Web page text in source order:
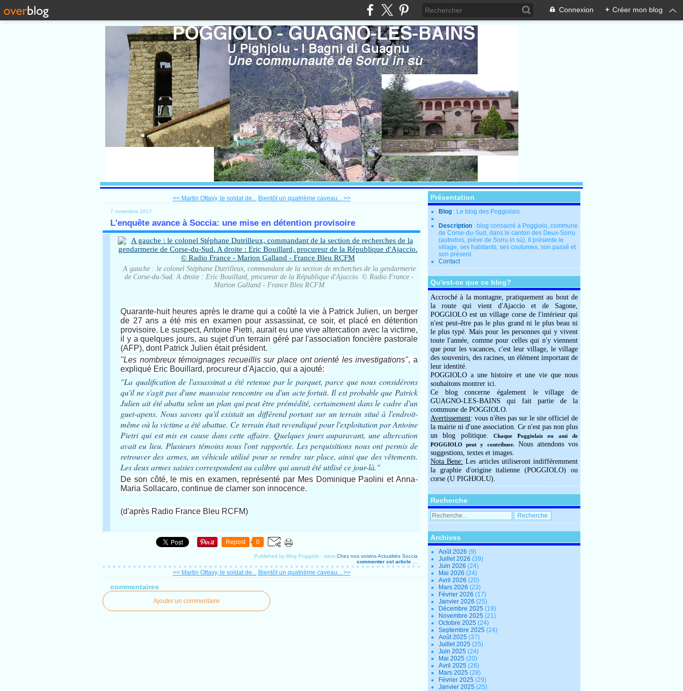
Connexion + Créer mon blog
<< Martin Ottavy, le soldat de... Bientôt un quatrième caveau... >>
7 novembre 2017
L'enquête avance à Soccia: une mise en détention provisoire
A gauche : le colonel Stéphane Dutrilleux, commandant de la section de recherches de la gendarmerie
de Corse-du-Sud. A droite : Eric Bouillard, procureur de la République d'Ajaccio. © Radio France -
Marion Galland - France Bleu RCFM
Quarante-huit heures après le drame qui a coûté la vie à Patrick Julien, un berger
de 27 ans a été mis en examen pour assassinat, ce soir, et placé en détention
provisoire. Le suspect, Antoine Pietri, aurait eu une vive altercation avec la victime,
il y a quelques jours, au sujet d'un terrain géré par l'association foncière pastorale
(AFP), dont Patrick Julien était président.
"Les nombreux témoignages recueillis sur place ont orienté les investigations", a
expliqué Eric Bouillard, procureur d'Ajaccio, qui a ajouté:
"La qualification de l'assassinat a été retenue par le parquet, parce que nous considérons
qu'il ne s'agit pas d'une mauvaise rencontre ou d'un acte fortuit. Il est probable que Patrick
Julien ait été abattu selon un plan qui peut être prémédité, certainement dans le cadre d'un
guet-apens. Nous savons qu'il existait un différend portant sur un terrain situé à l'endroit-
même où la victime a été abattue. Ce terrain était revendiqué pour l'exploitation par Antoine
Pietri qui est mis en cause dans cette affaire. Quelques jours auparavant, une altercation
avait eu lieu. Plusieurs témoins nous l'ont rapportée. Les perquisitions nous ont permis de
retrouver des armes, un véhicule utilisé pour se rendre sur place, ainsi que des vêtements.
Les deux armes saisies correspondent au calibre qui aurait été utilisé ce jour-là."
De son côté, le mis en examen, représenté par Mes Dominique Paolini et Anna-
Maria Sollacaro, continue de clamer son innocence.
(d'après Radio France Bleu RCFM)
Repost 0
Published by Blog Poggiolo - dans Chez nos voisinsActualités Soccia
commenter cet article
<< Martin Ottavy, le soldat de... Bientôt un quatrième caveau... >>
commentaires
Ajouter un commentaire
Présentation
Blog : Le blog des Poggiolais
Description : blog consacré à Poggiolo, commune
de Corse-du-Sud, dans le canton des Deux-Sorru
(autrefois, piève de Sorru in sù). Il présente le
village, ses habitants, ses coutumes, son passé et
son présent.
Contact
Qu'est-ce que ce blog?
Accroché à la montagne, pratiquement au bout de
la route qui vient d'Ajaccio et de Sagone,
POGGIOLO est un village corse de l'intérieur qui
n'est peut-être pas le plus grand ni le plus beau ni
le plus typé. Mais pour les personnes qui y vivent
toute l'année, comme pour celles qui n'y viennent
que pour les vacances, c'est leur village, le village
des souvenirs, des racines, un élément important de
leur identité.
POGGIOLO a une histoire et une vie que nous
souhaitons montrer ici.
Ce blog concerne également le village de
GUAGNO-LES-BAINS qui fait partie de la
commune de POGGIOLO.
Avertissement: vous n'êtes pas sur le site officiel de
la mairie ni d'une association. Ce n'est pas non plus
un blog politique.Chaque Poggiolais ou ami de
POGGIOLO peut y contribuer.Nous attendons vos
suggestions, textes et images.
Nota Bene: Les articles utiliseront indifféremment
la graphie d'origine italienne (POGGIOLO) ou
corse (U PIGHJOLU).
Recherche
Archives
Août 2026 (9)
Juillet 2026 (39)
Juin 2026 (24)
Mai 2026 (24)
Avril 2026 (20)
Mars 2026 (23)
Février 2026 (17)
Janvier 2026 (25)
Décembre 2025 (19)
Novembre 2025 (21)
Octobre 2025 (24)
Septembre 2025 (24)
Août 2025 (37)
Juillet 2025 (25)
Juin 2025 (24)
Mai 2025 (20)
Avril 2025 (26)
Mars 2025 (28)
Février 2025 (29)
Janvier 2025 (25)